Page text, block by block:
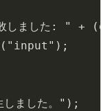
ました: " +
ました。");